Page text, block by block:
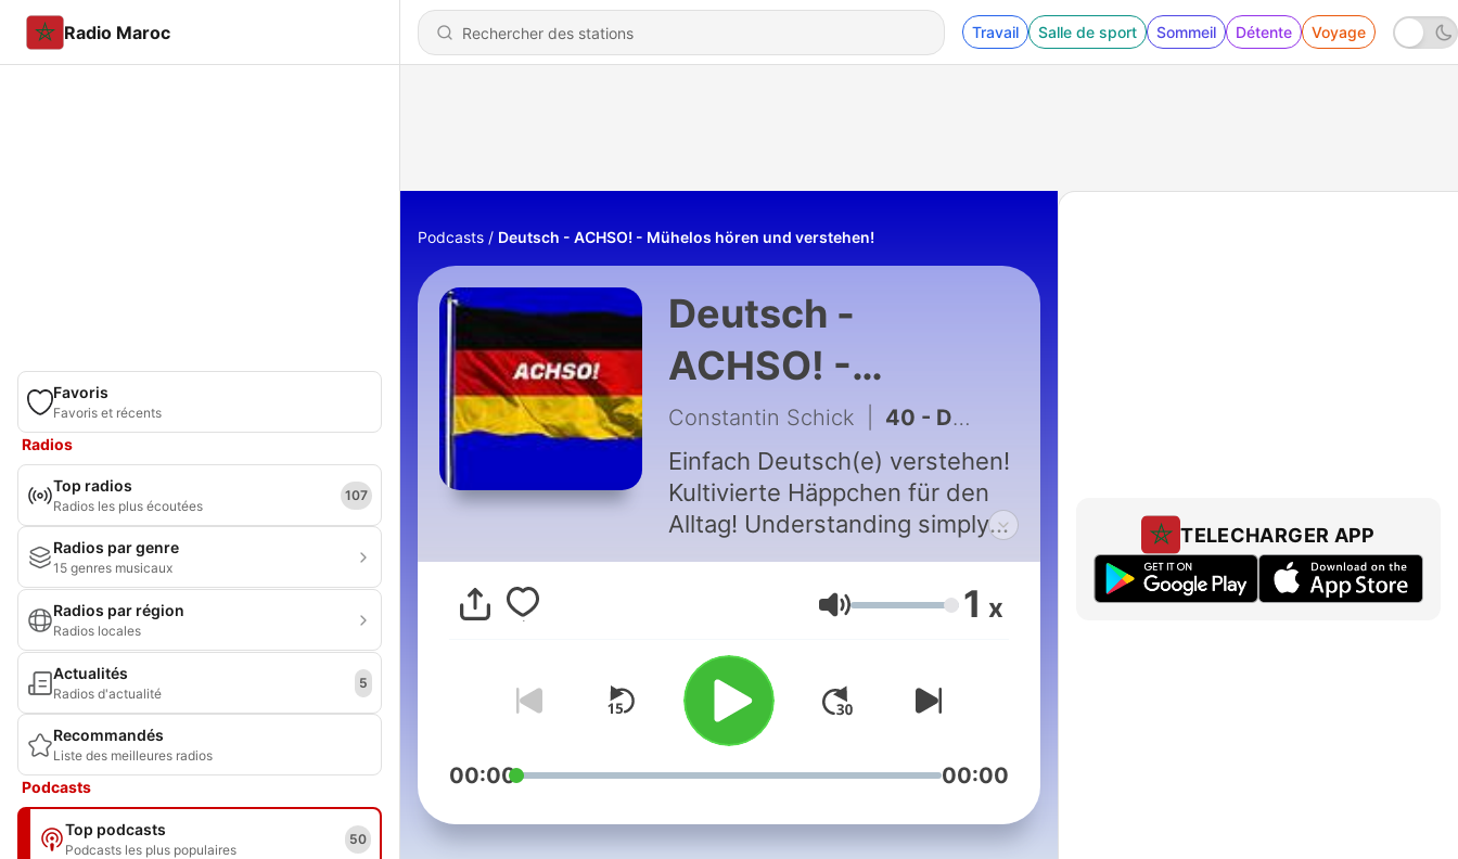
Radio Maroc Travail Salle de sport Sommeil Détente Voyage
Favoris
Favoris et récents
Radios
Top radios
Radios les plus écoutées
107
Radios par genre
15 genres musicaux
Radios par région
Radios locales
Actualités
Radios d'actualité
5
Recommandés
Liste des meilleures radios
Podcasts
Top podcasts
Podcasts les plus populaires
50
Podcasts Deutsch - ACHSO! - Mühelos hören und verstehen!
Deutsch -
ACHSO! -
Mühelos hören
und verstehen!
Constantin Schick 40 - Deutsch Achso Folge 39
Einfach Deutsch(e) verstehen!
Kultivierte Häppchen für den
Alltag! Understanding simply
German(s)! Tidbits with
cultural background for
everyday! Entendiendo
alemán(es) sencillamente!
¡Bocadillos culturales para
todos los días! If you want to
support me you can donate
something to me:
https://www.paypal.me/DeutschAchsoo?
locale.x=en_DE Danke! Thank
Volume 1 x
00:00 00:00
TELECHARGER APP